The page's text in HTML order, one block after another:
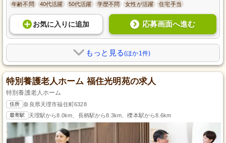
年齢不問 40代活躍 50代活躍 学歴不問 女性が活躍 住宅手当
お気に入り に追加 応募画面へ進む
もっと見る(ほか1件)
特別養護老人ホーム 福住光明苑の求人
特別養護老人ホーム
住所 奈良県天理市福住町6328
最寄駅 天理駅から8.0km、長柄駅から8.3km、櫟本駅から8.6km